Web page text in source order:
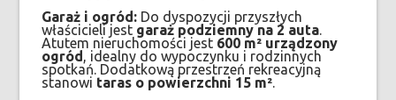
Garaż i ogród: Do dyspozycji przyszłych
właścicieli jest garaż podziemny na 2 auta.
Atutem nieruchomości jest 600 m² urządzony
ogród, idealny do wypoczynku i rodzinnych
spotkań. Dodatkową przestrzeń rekreacyjną
stanowi taras o powierzchni 15 m².